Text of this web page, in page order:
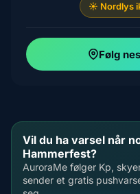
☀️ Nordlys
Følg
Vil du ha varsel når
Hammerfest?
AuroraMe følger Kp,
sender et gratis